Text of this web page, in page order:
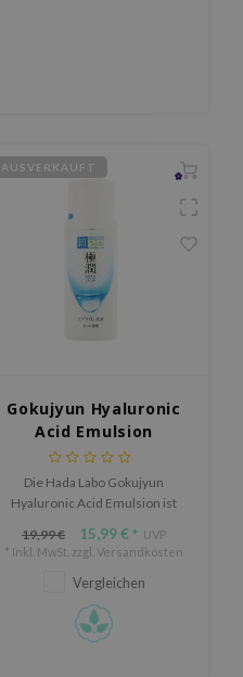
AUSVERKAUFT
Gokujyun Hyaluronic
Acid Emulsion
Die Hada Labo Gokujyun
Hyaluronic Acid Emulsion ist
duftfreies Feuchtigkeitsmittel,
hydratisiert und die Textur
verbessert.
19,99 € 15,99 € * UVP
* Inkl. MwSt. zzgl. Versandkosten
Vergleichen